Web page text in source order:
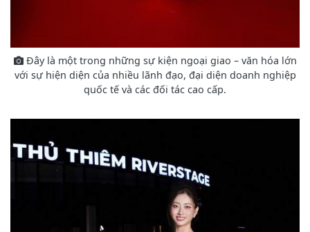
Đây là một trong những sự kiện ngoại giao – văn hóa lớn
với sự hiện diện của nhiều lãnh đạo, đại diện doanh nghiệp
quốc tế và các đối tác cao cấp.